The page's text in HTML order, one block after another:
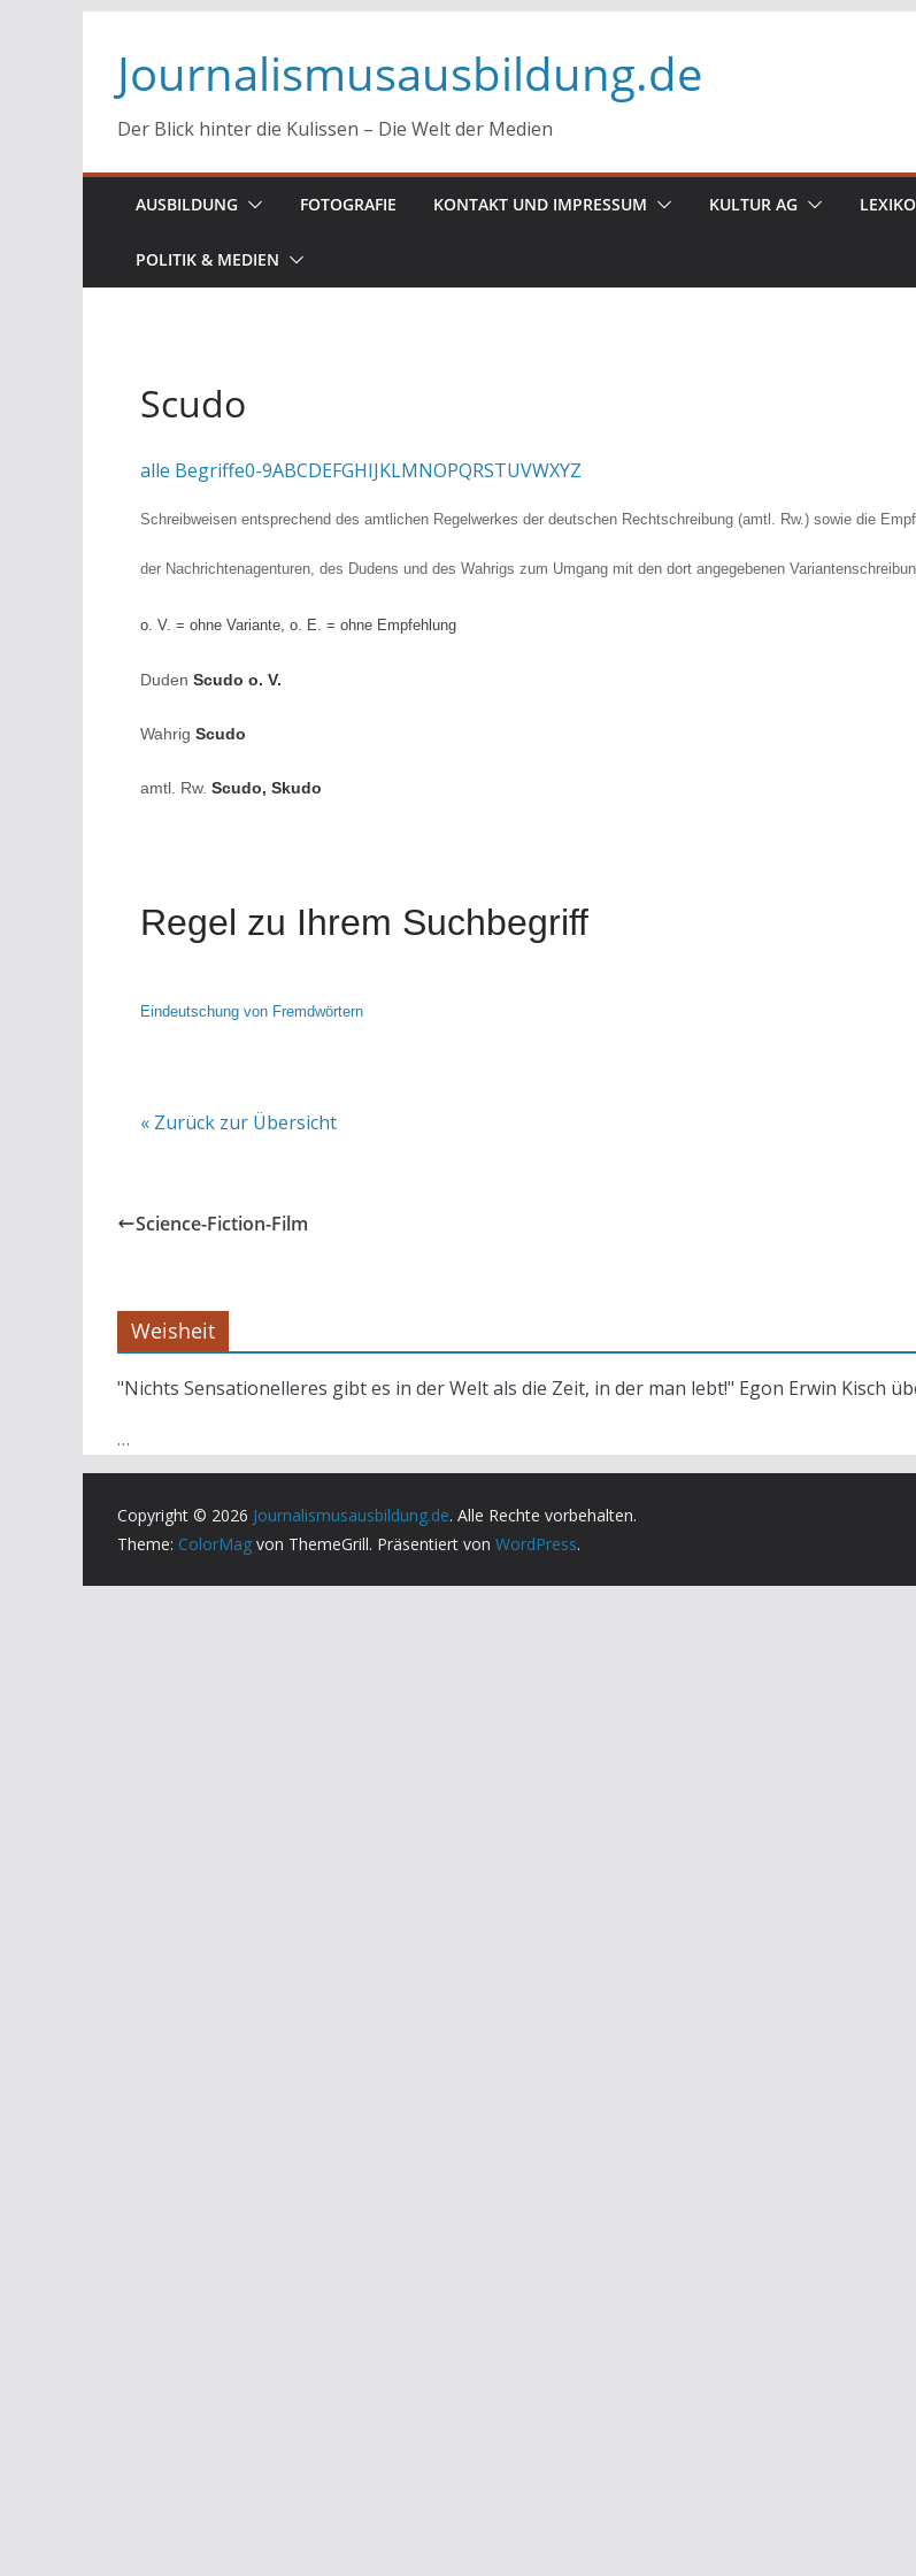
Inhalt
springen
Journalismusausbildung.de
Der Blick hinter die Kulissen – Die Welt der Medien
AUSBILDUNG FOTOGRAFIE KONTAKT UND IMPRESSUM KULTUR AG
POLITIK & MEDIEN
Scudo
alle Begriffe0-9ABCDEFGHIJKLMNOPQRSTUVWXYZ
Schreibweisen entsprechend des amtlichen Regelwerkes der deutschen Rechtschreibung (amtl. Rw.) sowie die
der Nachrichtenagenturen, des Dudens und des Wahrigs zum Umgang mit den dort angegebenen
o. V. = ohne Variante, o. E. = ohne Empfehlung
Duden Scudo o. V.
Wahrig Scudo
amtl. Rw. Scudo, Skudo
Regel zu Ihrem Suchbegriff
Eindeutschung von Fremdwörtern
« Zurück zur Übersicht
Science-Fiction-Film
Weisheit
"Nichts Sensationelleres gibt es in der Welt als die Zeit, in der man lebt!" Egon Erwin Kisch
…
Copyright © 2026 Journalismusausbildung.de. Alle Rechte vorbehalten.
Theme: ColorMag von ThemeGrill. Präsentiert von WordPress.